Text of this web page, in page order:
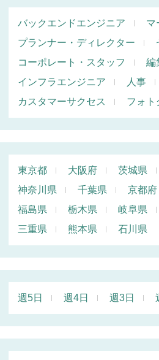
バックエンドエンジニア マ
プランナー・ディレクター
コーポレート・スタッフ
編
インフラエンジニア
人事
カスタマーサクセス
フォト
東京都 大阪府 茨城県
神奈川県
千葉県 京都府
福島県
栃木県 岐阜県
三重県
熊本県 石川県
週5日 週4日 週3日